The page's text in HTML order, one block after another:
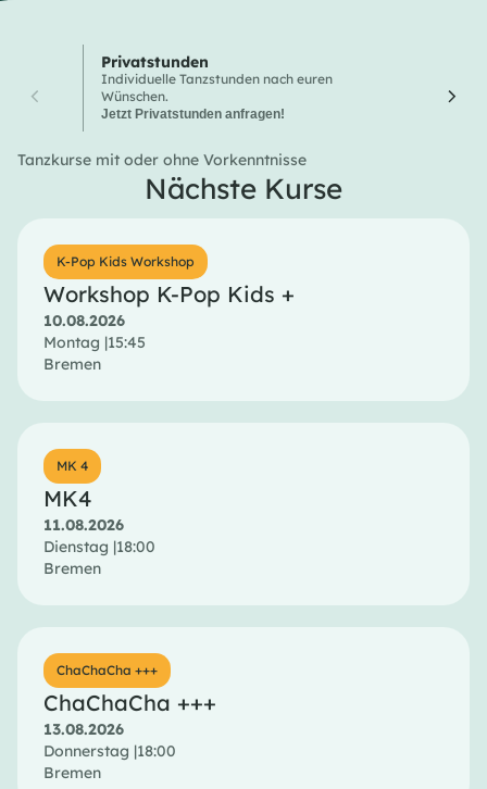
Privatstunden
Individuelle Tanzstunden nach euren
Wünschen.
Jetzt Privatstunden anfragen!
Tanzkurse mit oder ohne Vorkenntnisse
Nächste Kurse
K-Pop Kids Workshop
Workshop K-Pop Kids +
10.08.2026
Montag |15:45
Bremen
MK 4
MK4
11.08.2026
Dienstag |18:00
Bremen
ChaChaCha +++
ChaChaCha +++
13.08.2026
Donnerstag |18:00
Bremen